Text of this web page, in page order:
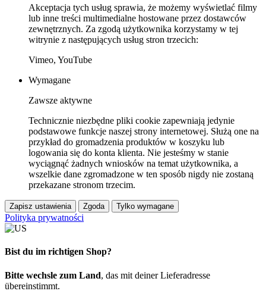
Akceptacja tych usług sprawia, że możemy wyświetlać filmy
lub inne treści multimedialne hostowane przez dostawców
zewnętrznych. Za zgodą użytkownika korzystamy w tej
witrynie z następujących usług stron trzecich:
Vimeo, YouTube
Wymagane
Zawsze aktywne
Technicznie niezbędne pliki cookie zapewniają jedynie
podstawowe funkcje naszej strony internetowej. Służą one na
przykład do gromadzenia produktów w koszyku lub
logowania się do konta klienta. Nie jesteśmy w stanie
wyciągnąć żadnych wniosków na temat użytkownika, a
wszelkie dane zgromadzone w ten sposób nigdy nie zostaną
przekazane stronom trzecim.
Zapisz ustawienia Zgoda Tylko wymagane
Polityka prywatności
Bist du im richtigen Shop?
Bitte wechsle zum Land, das mit deiner Lieferadresse
übereinstimmt.